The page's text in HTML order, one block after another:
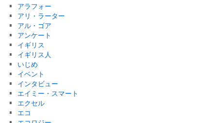
アラフォー
アリ・ラーター
アル・ゴア
アンケート
イギリス
イギリス人
いじめ
イベント
インタビュー
エイミー・スマート
エクセル
エコ